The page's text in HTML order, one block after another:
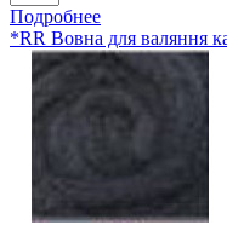
Подробнее
*RR Вовна для валяння